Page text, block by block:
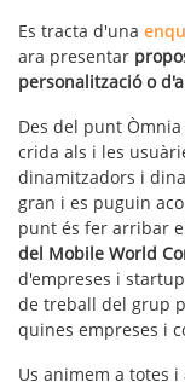
Es tracta d'una
ara presentar
personalització o
Des del punt
crida als i les
dinamitzadors i
gran i es puguin
punt és fer arribar
del Mobile World
d'empreses i
de treball del grup
quines empreses i
Us animem a totes